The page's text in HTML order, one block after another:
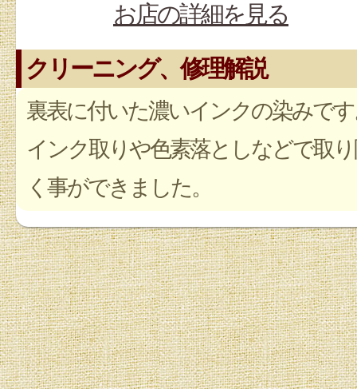
お店の詳細を見る
クリーニング、修理解説
裏表に付いた濃いインクの染みで
インク取りや色素落としなどで取
く事ができました。